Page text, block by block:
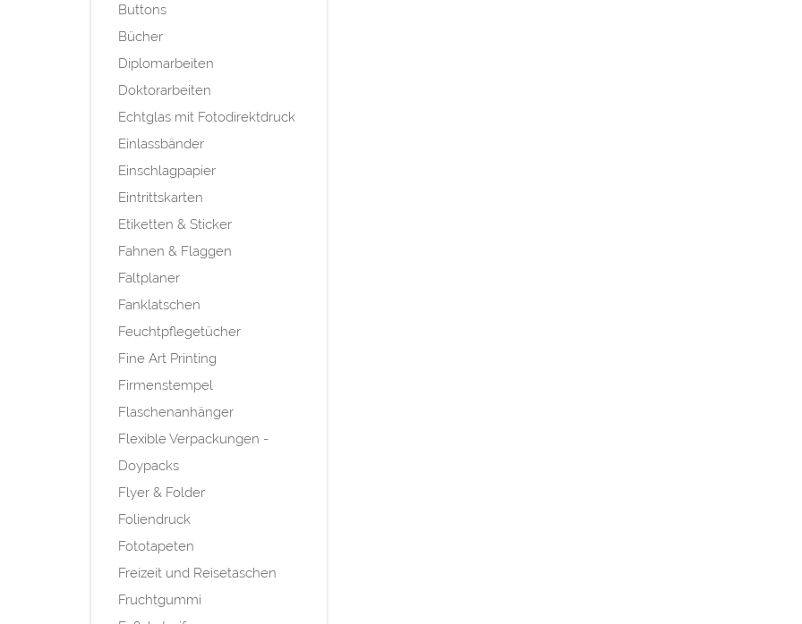
Buttons
Bücher
Diplomarbeiten
Doktorarbeiten
Echtglas mit Fotodirektdruck
Einlassbänder
Einschlagpapier
Eintrittskarten
Etiketten & Sticker
Fahnen & Flaggen
Faltplaner
Fanklatschen
Feuchtpflegetücher
Fine Art Printing
Firmenstempel
Flaschenanhänger
Flexible Verpackungen -
Doypacks
Flyer & Folder
Foliendruck
Fototapeten
Freizeit und Reisetaschen
Fruchtgummi